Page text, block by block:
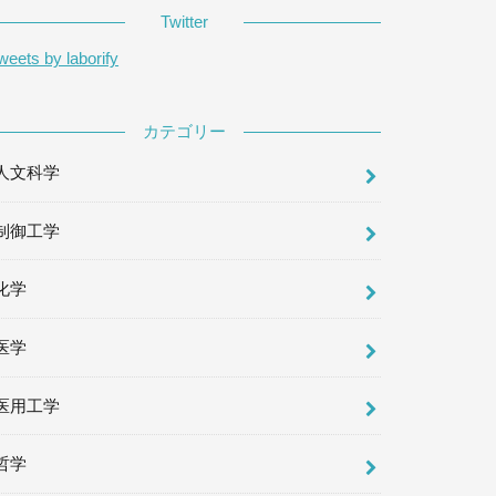
Twitter
by laborify
カテゴリー
文科学
御工学
学
学
用工学
学